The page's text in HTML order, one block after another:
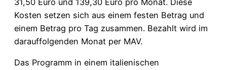
31,50 Euro und 139,30 Euro pro Monat. Diese
Kosten setzen sich aus einem festen Betrag und
einem Betrag pro Tag zusammen. Bezahlt wird im
darauffolgenden Monat per MAV.
Das Programm in einem italienischen